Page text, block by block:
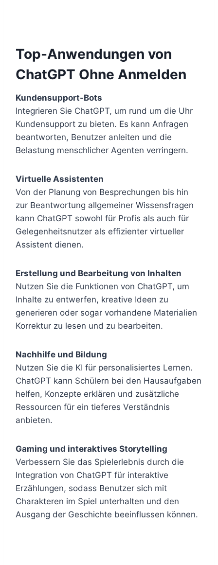
Top-Anwendungen von
ChatGPT Ohne Anmelden
Kundensupport-Bots
Integrieren Sie ChatGPT, um rund um die Uhr
Kundensupport zu bieten. Es kann Anfragen
beantworten, Benutzer anleiten und die
Belastung menschlicher Agenten verringern.
Virtuelle Assistenten
Von der Planung von Besprechungen bis hin
zur Beantwortung allgemeiner Wissensfragen
kann ChatGPT sowohl für Profis als auch für
Gelegenheitsnutzer als effizienter virtueller
Assistent dienen.
Erstellung und Bearbeitung von Inhalten
Nutzen Sie die Funktionen von ChatGPT, um
Inhalte zu entwerfen, kreative Ideen zu
generieren oder sogar vorhandene Materialien
Korrektur zu lesen und zu bearbeiten.
Nachhilfe und Bildung
Nutzen Sie die KI für personalisiertes Lernen.
ChatGPT kann Schülern bei den Hausaufgaben
helfen, Konzepte erklären und zusätzliche
Ressourcen für ein tieferes Verständnis
anbieten.
Gaming und interaktives Storytelling
Verbessern Sie das Spielerlebnis durch die
Integration von ChatGPT für interaktive
Erzählungen, sodass Benutzer sich mit
Charakteren im Spiel unterhalten und den
Ausgang der Geschichte beeinflussen können.